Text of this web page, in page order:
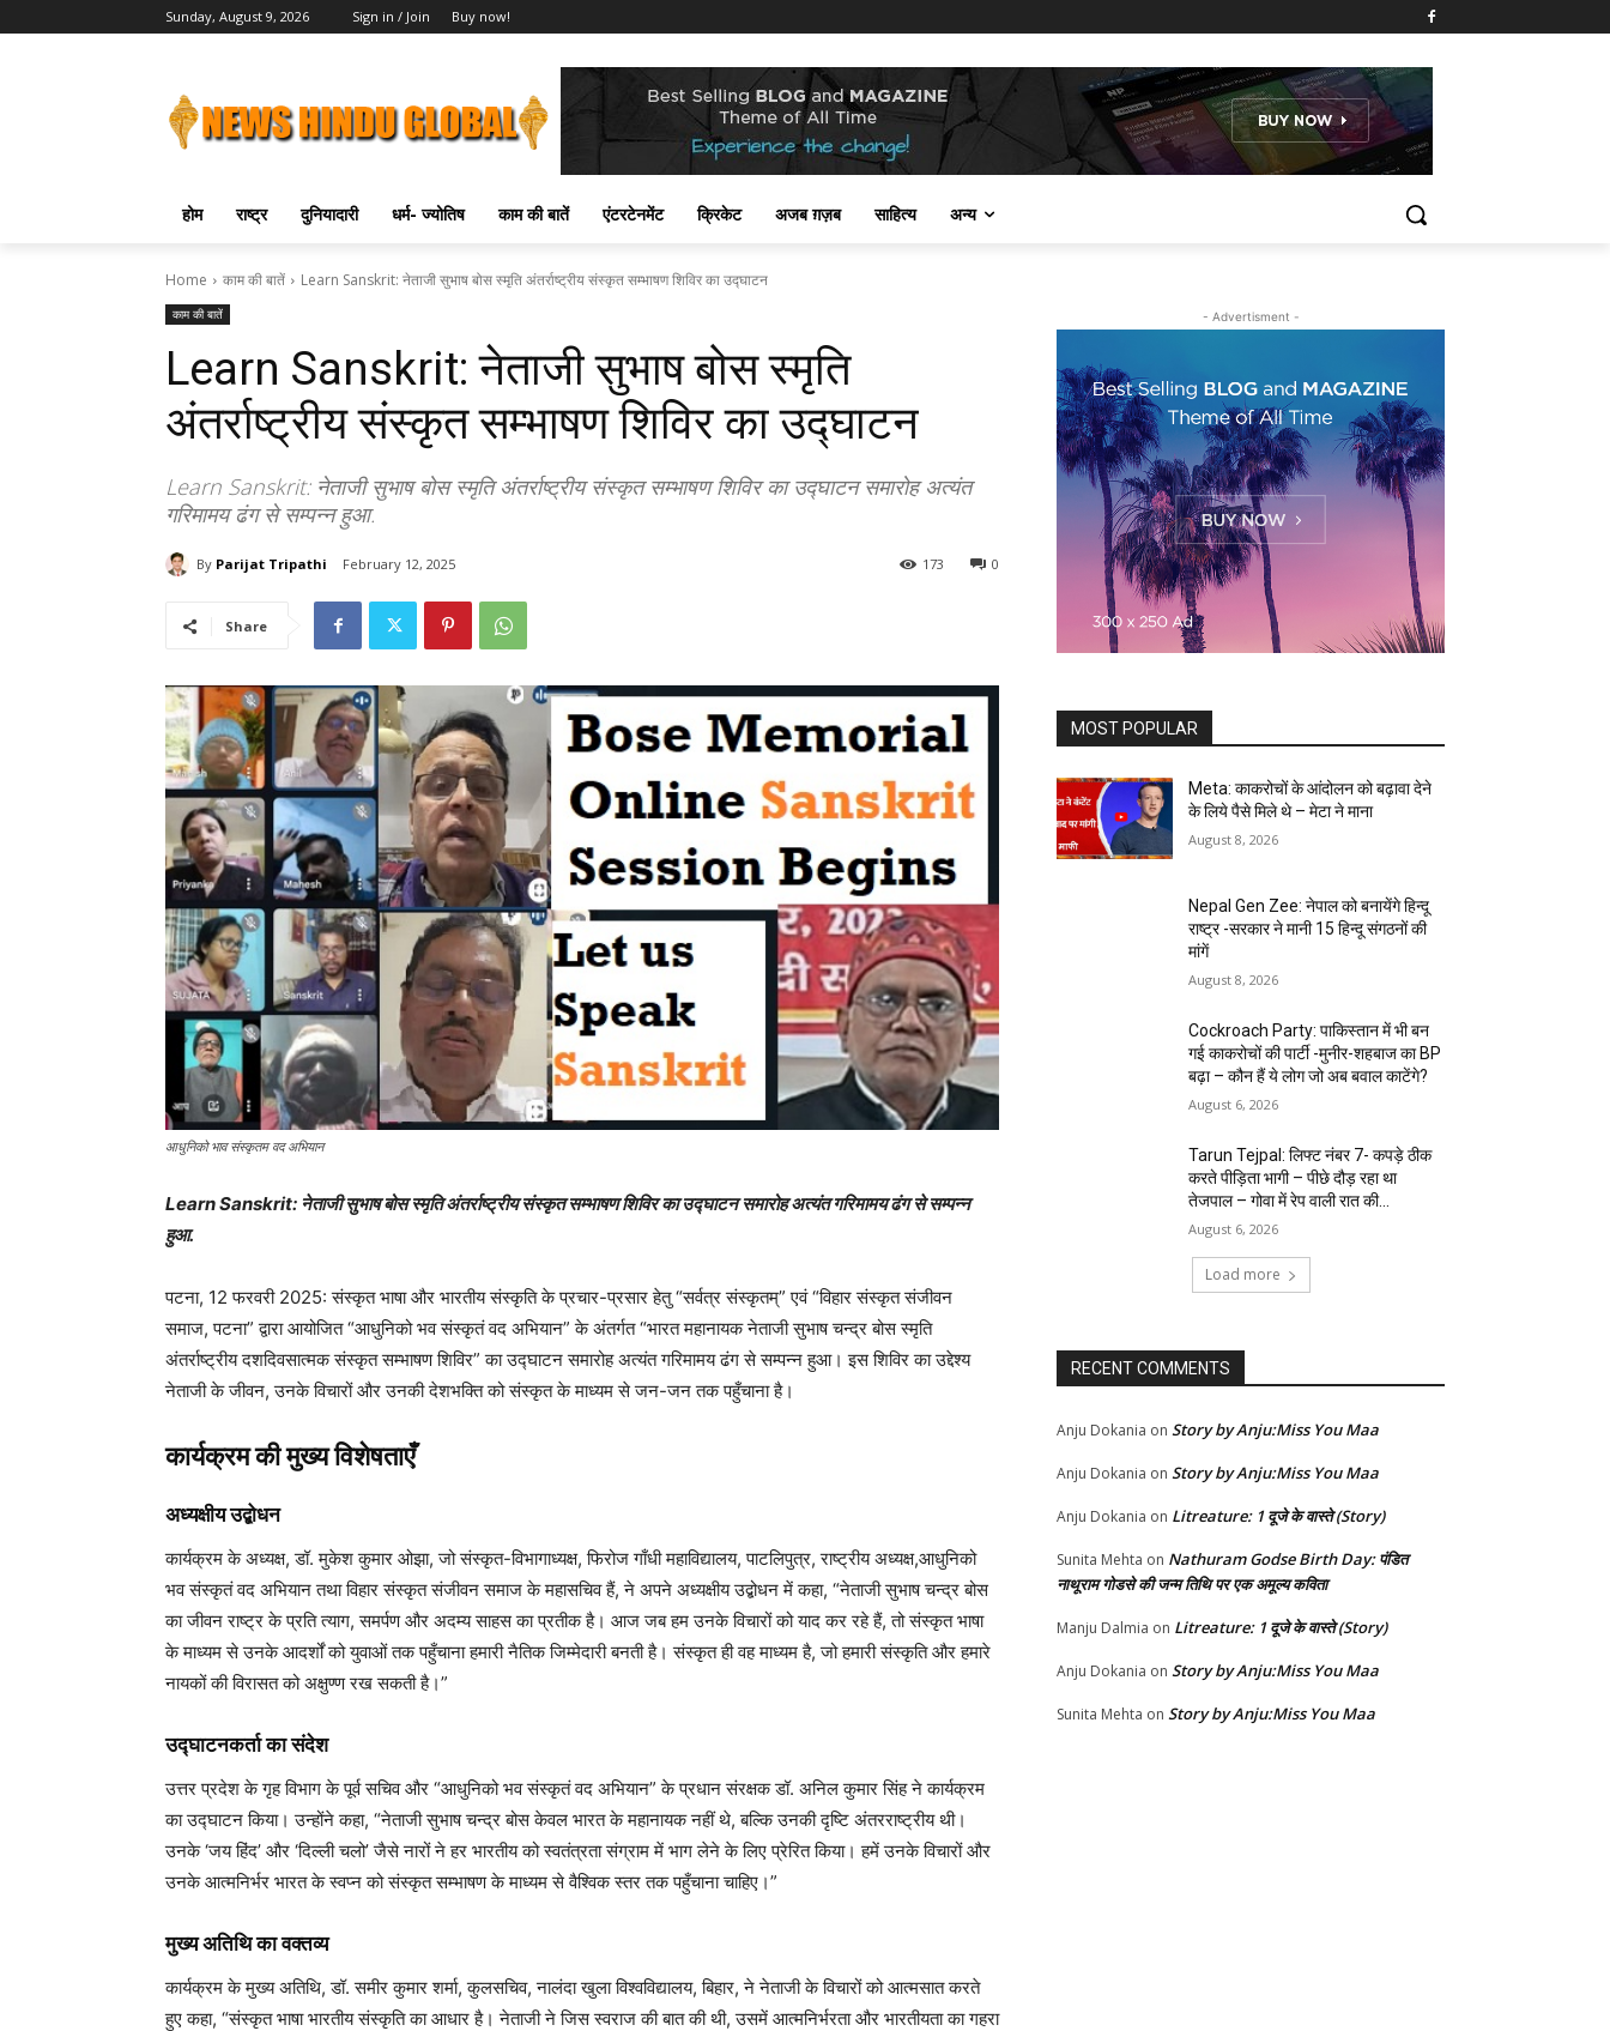
Sunday, August 9, 2026 Sign in / Join Buy now!
होम राष्ट्र दुनियादारी धर्म- ज्योतिष काम की बातें एंटरटेनमेंट क्रिकेट अजब ग़ज़ब साहित्य अन्य
Home काम की बातें Learn Sanskrit: नेताजी सुभाष बोस स्मृति अंतर्राष्ट्रीय संस्कृत सम्भाषण शिविर का उद्घाटन
काम की बातें
Learn Sanskrit: नेताजी सुभाष बोस स्मृति
अंतर्राष्ट्रीय संस्कृत सम्भाषण शिविर का उद्घाटन
Learn Sanskrit: नेताजी सुभाष बोस स्मृति अंतर्राष्ट्रीय संस्कृत सम्भाषण शिविर का उद्घाटन समारोह अत्यंत
गरिमामय ढंग से सम्पन्न हुआ.
By Parijat Tripathi February 12, 2025 0
173
Share
आधुनिको भाव संस्कृतम वद अभियान
Learn Sanskrit: नेताजी सुभाष बोस स्मृति अंतर्राष्ट्रीय संस्कृत सम्भाषण शिविर का उद्घाटन समारोह अत्यंत गरिमामय ढंग से सम्पन्न
हुआ.
पटना, 12 फरवरी 2025: संस्कृत भाषा और भारतीय संस्कृति के प्रचार-प्रसार हेतु “सर्वत्र संस्कृतम्” एवं “विहार संस्कृत संजीवन
समाज, पटना” द्वारा आयोजित “आधुनिको भव संस्कृतं वद अभियान” के अंतर्गत “भारत महानायक नेताजी सुभाष चन्द्र बोस स्मृति
अंतर्राष्ट्रीय दशदिवसात्मक संस्कृत सम्भाषण शिविर” का उद्घाटन समारोह अत्यंत गरिमामय ढंग से सम्पन्न हुआ। इस शिविर का उद्देश्य
नेताजी के जीवन, उनके विचारों और उनकी देशभक्ति को संस्कृत के माध्यम से जन-जन तक पहुँचाना है।
कार्यक्रम की मुख्य विशेषताएँ
अध्यक्षीय उद्बोधन
कार्यक्रम के अध्यक्ष, डॉ. मुकेश कुमार ओझा, जो संस्कृत-विभागाध्यक्ष, फिरोज गाँधी महाविद्यालय, पाटलिपुत्र, राष्ट्रीय अध्यक्ष,आधुनिको
भव संस्कृतं वद अभियान तथा विहार संस्कृत संजीवन समाज के महासचिव हैं, ने अपने अध्यक्षीय उद्बोधन में कहा, “नेताजी सुभाष चन्द्र बोस
का जीवन राष्ट्र के प्रति त्याग, समर्पण और अदम्य साहस का प्रतीक है। आज जब हम उनके विचारों को याद कर रहे हैं, तो संस्कृत भाषा
के माध्यम से उनके आदर्शों को युवाओं तक पहुँचाना हमारी नैतिक जिम्मेदारी बनती है। संस्कृत ही वह माध्यम है, जो हमारी संस्कृति और हमारे
नायकों की विरासत को अक्षुण्ण रख सकती है।”
उद्घाटनकर्ता का संदेश
उत्तर प्रदेश के गृह विभाग के पूर्व सचिव और “आधुनिको भव संस्कृतं वद अभियान” के प्रधान संरक्षक डॉ. अनिल कुमार सिंह ने कार्यक्रम
का उद्घाटन किया। उन्होंने कहा, “नेताजी सुभाष चन्द्र बोस केवल भारत के महानायक नहीं थे, बल्कि उनकी दृष्टि अंतरराष्ट्रीय थी।
उनके ‘जय हिंद’ और ‘दिल्ली चलो’ जैसे नारों ने हर भारतीय को स्वतंत्रता संग्राम में भाग लेने के लिए प्रेरित किया। हमें उनके विचारों और
उनके आत्मनिर्भर भारत के स्वप्न को संस्कृत सम्भाषण के माध्यम से वैश्विक स्तर तक पहुँचाना चाहिए।”
मुख्य अतिथि का वक्तव्य
कार्यक्रम के मुख्य अतिथि, डॉ. समीर कुमार शर्मा, कुलसचिव, नालंदा खुला विश्वविद्यालय, बिहार, ने नेताजी के विचारों को आत्मसात करते
हुए कहा, “संस्कृत भाषा भारतीय संस्कृति का आधार है। नेताजी ने जिस स्वराज की बात की थी, उसमें आत्मनिर्भरता और भारतीयता का गहरा
- Advertisment -
MOST POPULAR
Meta: काकरोचों के आंदोलन को बढ़ावा देने
के लिये पैसे मिले थे – मेटा ने माना
August 8, 2026
Nepal Gen Zee: नेपाल को बनायेंगे हिन्दू
राष्ट्र -सरकार ने मानी 15 हिन्दू संगठनों की
मांगें
August 8, 2026
Cockroach Party: पाकिस्तान में भी बन
गई काकरोचों की पार्टी -मुनीर-शहबाज का BP
बढ़ा – कौन हैं ये लोग जो अब बवाल काटेंगे?
August 6, 2026
Tarun Tejpal: लिफ्ट नंबर 7- कपड़े ठीक
करते पीड़िता भागी – पीछे दौड़ रहा था
तेजपाल – गोवा में रेप वाली रात की...
August 6, 2026
Load more
RECENT COMMENTS
Anju Dokania on Story by Anju:Miss You Maa
Anju Dokania on Story by Anju:Miss You Maa
Anju Dokania on Litreature: 1 दूजे के वास्ते (Story)
Sunita Mehta on Nathuram Godse Birth Day: पंडित
नाथूराम गोडसे की जन्म तिथि पर एक अमूल्य कविता
Manju Dalmia on Litreature: 1 दूजे के वास्ते (Story)
Anju Dokania on Story by Anju:Miss You Maa
Sunita Mehta on Story by Anju:Miss You Maa